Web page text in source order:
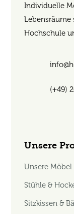
Individuelle
Lebensräume
Hochschule
(+49)
Unsere
Unsere Möbel
Stühle &
Sitzkissen &